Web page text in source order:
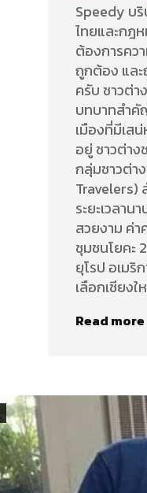
Speedy บ
ไทยและกฎ
ต้องการคว
ถูกต้อง และ
ครับ ชาวต่า
บทบาทสำคั
เมืองที่มีเส
อยู่ ชาวต่า
กลุ่มชาวต่า
Travelers)
ระยะเวลา
สวยงาม ค่า
ชุมชนโยคะ
ยุโรป อเม
เลือกเชียง
Read more